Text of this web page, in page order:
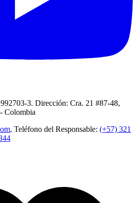
3. Dirección: Cra. 21 #87-48,
Colombia
, Teléfono del Responsable: (+57) 321